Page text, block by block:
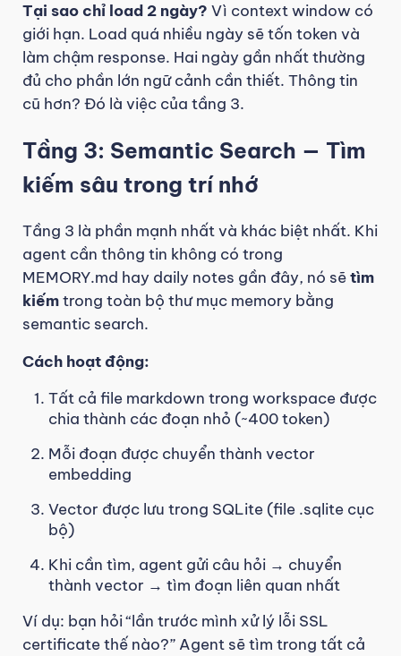
Tại sao chỉ load 2 ngày? Vì context window có
giới hạn. Load quá nhiều ngày sẽ tốn token và
làm chậm response. Hai ngày gần nhất thường
đủ cho phần lớn ngữ cảnh cần thiết. Thông tin
cũ hơn? Đó là việc của tầng 3.
Tầng 3: Semantic Search — Tìm
kiếm sâu trong trí nhớ
Tầng 3 là phần mạnh nhất và khác biệt nhất. Khi
agent cần thông tin không có trong
MEMORY.md hay daily notes gần đây, nó sẽtìm
kiếmtrong toàn bộ thư mục memory bằng
semantic search.
Cách hoạt động:
Tất cả file markdown trong workspace được
chia thành các đoạn nhỏ (~400 token)
Mỗi đoạn được chuyển thành vector
embedding
Vector được lưu trong SQLite (file .sqlite cục
bộ)
Khi cần tìm, agent gửi câu hỏi → chuyển
thành vector → tìm đoạn liên quan nhất
Ví dụ: bạn hỏi “lần trước mình xử lý lỗi SSL
certificate thế nào?” Agent sẽ tìm trong tất cả